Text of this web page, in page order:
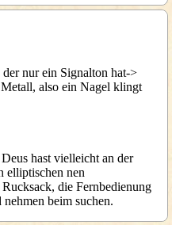
nur ein Signalton hat->
also ein Nagel klingt
hast vielleicht an der
elliptischen nen
die Fernbedienung
beim suchen.